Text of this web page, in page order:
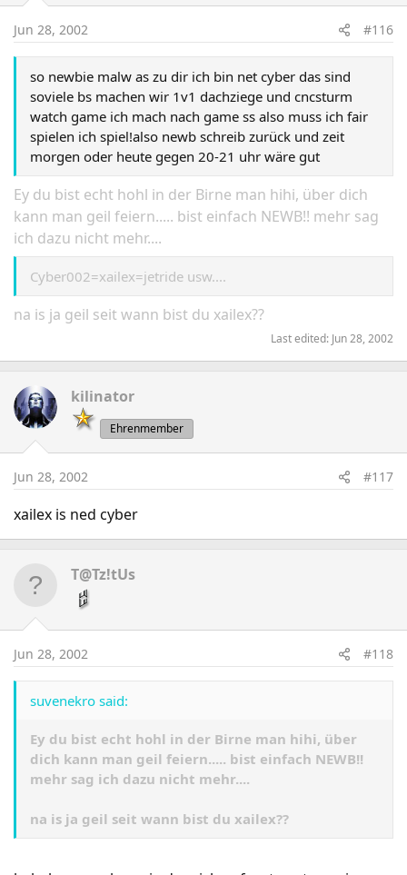
Jun 28, 2002 #116
so newbie malw as zu dir ich bin net cyber das sind
soviele bs machen wir 1v1 dachziege und cncsturm
watch game ich mach nach game ss also muss ich fair
spielen ich spiel!also newb schreib zurück und zeit
morgen oder heute gegen 20-21 uhr wäre gut
Ey du bist echt hohl in der Birne man hihi, über dich
kann man geil feiern..... bist einfach NEWB!! mehr sag
ich dazu nicht mehr....
Cyber002=xailex=jetride usw....
na is ja geil seit wann bist du xailex??
Last edited: Jun 28, 2002
kilinator
Ehrenmember
Jun 28, 2002 #117
xailex is ned cyber
T@Tz!tUs
Jun 28, 2002 #118
suvenekro said:
Ey du bist echt hohl in der Birne man hihi, über
dich kann man geil feiern..... bist einfach NEWB!!
mehr sag ich dazu nicht mehr....
na is ja geil seit wann bist du xailex??